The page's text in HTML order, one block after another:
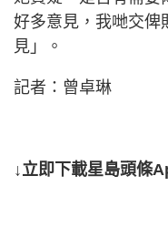
好多意見，我哋交俾
見」。
記者：曾卓琳
↓立即下載星島頭條